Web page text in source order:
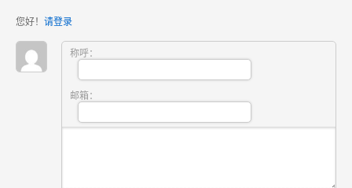
您好！ 请登录
称呼：
邮箱：